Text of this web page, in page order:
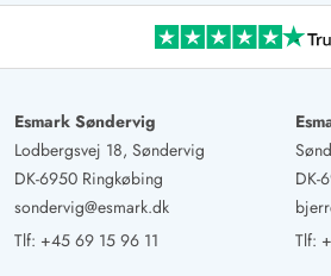
Meget flot møbleret sommerhus i
Sabine Kluwe
Deutschland
AI Oversat (Se oprindelig)
Esmark Søndervig
Lodbergsvej 18, Søndervig
DK-6950 Ringkøbing
sondervig@esmark.dk
Tlf: +45 69 15 96 11
DK-
Tlf: